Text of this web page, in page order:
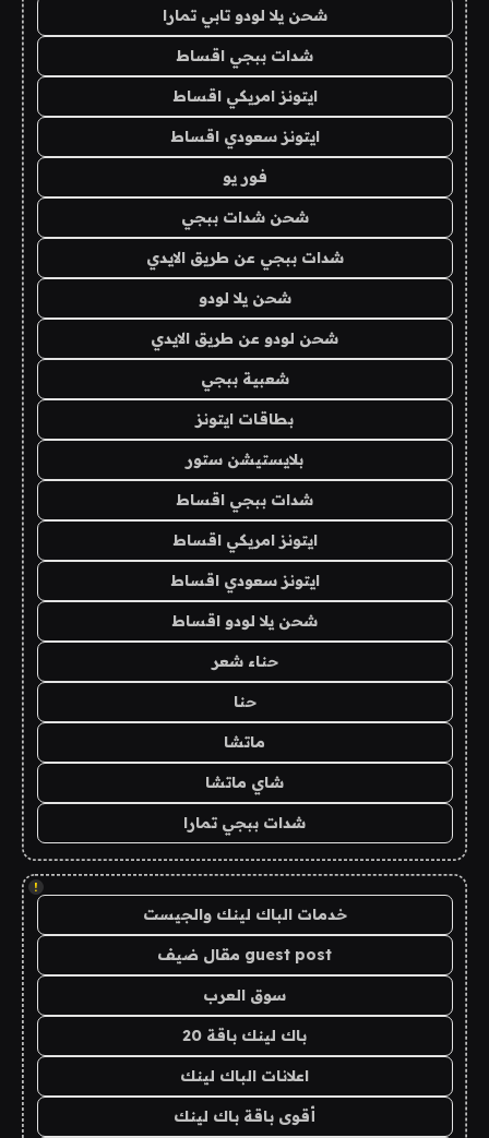
شحن يلا لودو تابي تمارا
شدات ببجي اقساط
ايتونز امريكي اقساط
ايتونز سعودي اقساط
فور يو
شحن شدات ببجي
شدات ببجي عن طريق الايدي
شحن يلا لودو
شحن لودو عن طريق الايدي
شعبية ببجي
بطاقات ايتونز
بلايستيشن ستور
شدات ببجي اقساط
ايتونز امريكي اقساط
ايتونز سعودي اقساط
شحن يلا لودو اقساط
حناء شعر
حنا
ماتشا
شاي ماتشا
شدات ببجي تمارا
!
خدمات الباك لينك والجيست
guest post مقال ضيف
سوق العرب
باك لينك باقة 20
اعلانات الباك لينك
أقوى باقة باك لينك